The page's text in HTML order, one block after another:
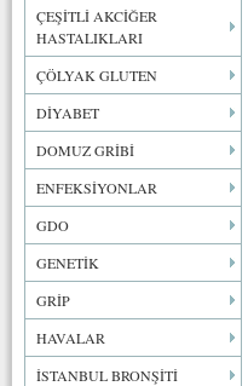
ÇEŞİTLİ AKCİĞER
HASTALIKLARI
ÇÖLYAK GLUTEN
DİYABET
DOMUZ GRİBİ
ENFEKSİYONLAR
GDO
GENETİK
GRİP
HAVALAR
İSTANBUL BRONŞİTİ